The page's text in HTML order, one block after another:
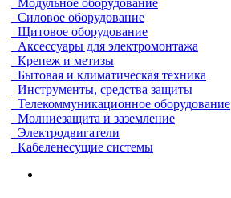
Модульное оборудование
Силовое оборудование
Щитовое оборудование
Аксессуары для электромонтажа
Крепеж и метизы
Бытовая и климатическая техника
Инструменты, средства защиты
Телекоммуникационное оборудование
Молниезащита и заземление
Электродвигатели
Кабеленесущие системы